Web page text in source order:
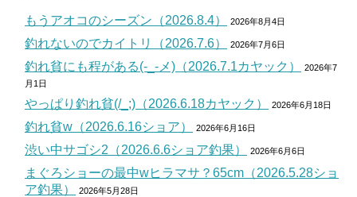
もうアオコのシーズン（2026.8.4） 2026年8月4日
釣れないのでカイトリ（2026.7.6） 2026年7月6日
釣れ貧にも程がある(-_-メ)（2026.7.1カヤック）
2026年7
月1日
やっぱり釣れ貧(/_;)（2026.6.18カヤック） 2026年6月18日
釣れ貧w（2026.6.16ショア） 2026年6月16日
渋い中サゴシ2（2026.6.6ショア釣果） 2026年6月6日
まぐろショーの最中wヒラマサ？65cm（2026.5.28ショ
ア釣果）
2026年5月28日